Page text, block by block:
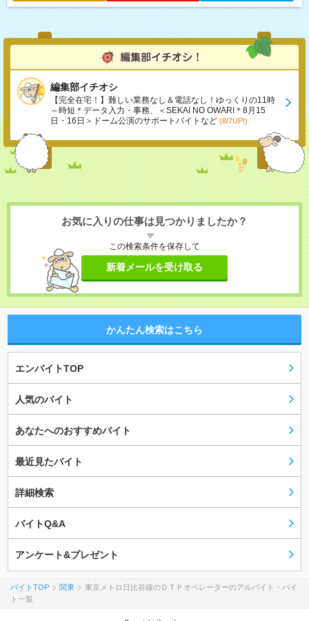
編集部イチオシ
【完全在宅！】難しい業務なし＆電話なし！ゆっくりの11時
～時短＊データ入力・事務、＜SEKAI NO OWARI＊8月15
日・16日＞ドーム公演のサポートバイトなど (8/7UP!)
お気に入りの仕事は見つかりましたか？
この検索条件を保存して
新着メールを受け取る
かんたん検索はこちら
エンバイトTOP
人気のバイト
あなたへのおすすめバイト
最近見たバイト
詳細検索
バイトQ&A
アンケート&プレゼント
バイトTOP 関東
東京メトロ日比谷線のＤＴＰオペレーターのアルバイト・バイ
ト一覧